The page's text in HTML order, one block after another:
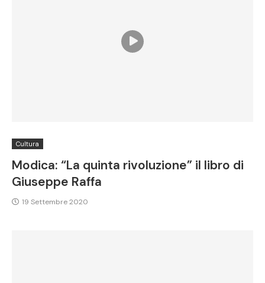
Cultura
Modica: “La quinta rivoluzione” il libro di
Giuseppe Raffa
19 Settembre 2020